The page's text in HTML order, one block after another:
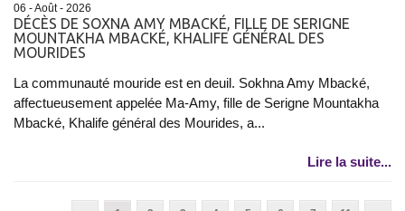
06 - Août - 2026
DÉCÈS DE SOXNA AMY MBACKÉ, FILLE DE SERIGNE
MOUNTAKHA MBACKÉ, KHALIFE GÉNÉRAL DES
MOURIDES
La communauté mouride est en deuil. Sokhna Amy Mbacké,
affectueusement appelée Ma-Amy, fille de Serigne Mountakha
Mbacké, Khalife général des Mourides, a...
Lire la suite...